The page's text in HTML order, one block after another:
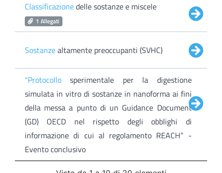
Classificazionedelle sostanze e miscele
1 Allegati
Sostanzealtamente preoccupanti (SVHC)
"Protocollo sperimentale per la digestione
simulata in vitro di sostanze in nanoforma ai fini
della messa a punto di un Guidance Document
(GD) OECD nel rispetto degli obblighi di
informazione di cui al regolamento REACH” -
Evento conclusivo